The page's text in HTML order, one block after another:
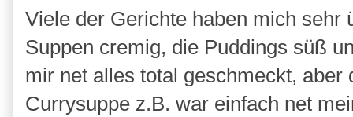
Viele der Gerichte haben mich
Suppen cremig, die Puddings süß
mir net alles total geschmeckt,
Currysuppe z.B. war einfach net